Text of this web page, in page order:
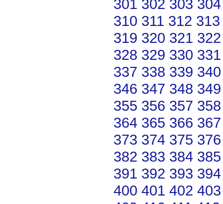
301 302 303 304
310 311 312 313
319 320 321 322
328 329 330 331
337 338 339 340
346 347 348 349
355 356 357 358
364 365 366 367
373 374 375 376
382 383 384 385
391 392 393 394
400 401 402 403